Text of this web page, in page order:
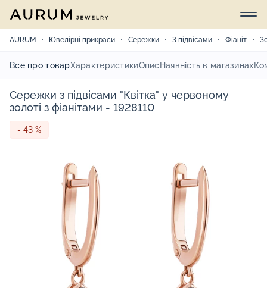
AURUM Ювелірні прикраси Сережки З підвісами Фіаніт
Все про товарХарактеристикиОпис Наявність в магазинах
Сережки з підвісами "Квітка" у червоному
золоті з фіанітами - 1928110
- 43 %